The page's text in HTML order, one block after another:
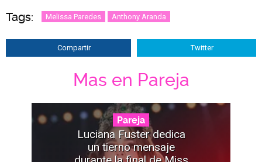
Tags: Melissa Paredes Anthony Aranda
Compartir Twitter
Mas en Pareja
Pareja
Luciana Fuster dedica
un tierno mensaje